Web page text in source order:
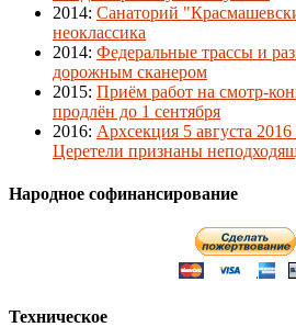
2014: Санаторий
неоклассика
2014: Федеральные трассы и
дорожным сканером
2015: Приём работ на смотр-
продлён до 1 сентября
2016: Архсекция 5 августа
Церетели признаны
Народное софинансирование
Техническое